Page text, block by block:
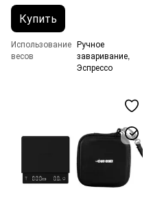
Купить
Использование
весов
Ручное
заваривание,
Эспрессо